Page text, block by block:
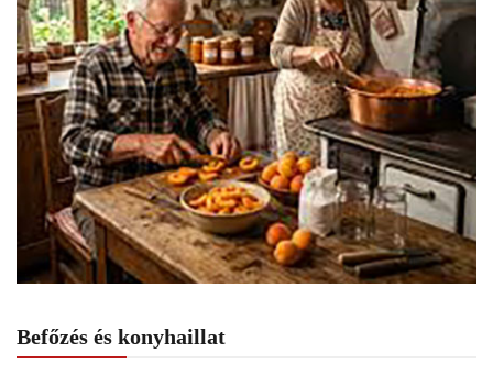
Befőzés és konyhaillat